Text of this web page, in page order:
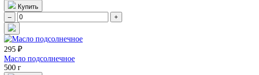
Купить
–
+
295 ₽
Масло подсолнечное
500 г